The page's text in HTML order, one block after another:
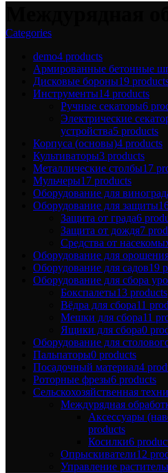
Categories
demo4 products
Армированные бетонные
Дисковые бороны19
Инструменты14 products
Ручные секаторы6
Электрические
устройства5 products
Корпуса (основы)4 products
Культиваторы3 products
Металлические столбы17
Мульчеры17 products
Оборудование для
Оборудование для защиты
Защита от града6
Защита от дождя7
Средства от
Оборудование для
Оборудование для садов19
Оборудование для сбора
Бокспалеты13 products
Вёдра для сбора11
Мешки для сбора11
Ящики для сбора0
Оборудование для
Пальпаторы0 products
Посадочный материал4
Роторные фрезы6 products
Сельскохозяйственная
Междурядная
Аксессуары
products
Косилки6
Опрыскиватели12
Управление